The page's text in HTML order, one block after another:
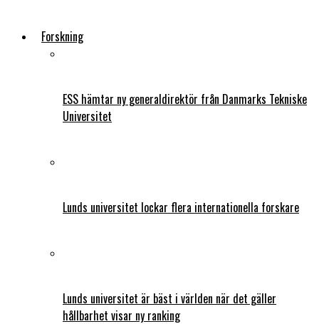
Forskning
ESS hämtar ny generaldirektör från Danmarks Tekniske
Universitet
Lunds universitet lockar flera internationella forskare
Lunds universitet är bäst i världen när det gäller
hållbarhet visar ny ranking